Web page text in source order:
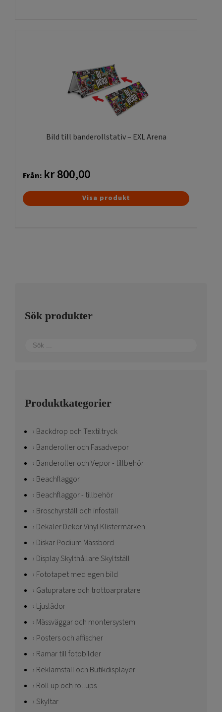
Bild till banderollstativ – EXL Arena
Från: kr800,00
Den
här
Visa produkt
Sök produkter
Produktkategorier
Backdrop och Textiltryck
Banderoller och Fasadvepor
Banderoller och Vepor - tillbehör
Beachflaggor
Beachflaggor - tillbehör
Broschyrställ och infoställ
Dekaler Dekor Vinyl Klistermärken
Diskar Podium Mässbord
Display Skylthållare Skyltställ
Fototapet med egen bild
Gatupratare och trottoarpratare
Ljuslådor
Mässväggar och montersystem
Posters och affischer
Ramar till fotobilder
Reklamställ och Butikdisplayer
Roll up och rollups
Skyltar